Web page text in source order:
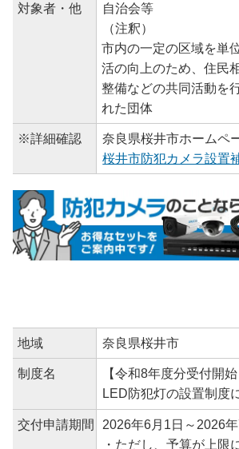
対象者・他
自治会等
（注釈）
市内の一定の区域を単
活の向上のため、住民
整備などの共同活動を
れた団体
※詳細確認
奈良県桜井市ホームペ
桜井市防犯カメラ設置
地域 奈良県桜井市
制度名
【令和8年度分受付開
LED防犯灯の設置制度
交付申請期間
2026年6月1日～2026
・ただし、予算が上限